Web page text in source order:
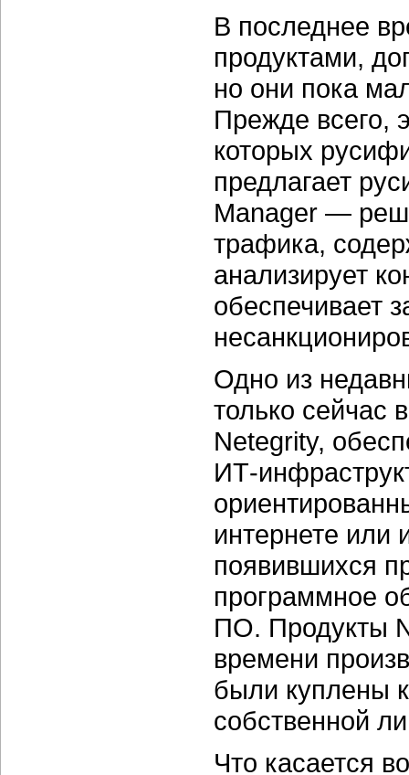
В последнее
продуктами,
но они пока
Прежде всего,
которых
предлагает
Manager —
трафика,
анализирует
обеспечивает
Одно из
только сейчас
Netegrity,
ИТ-
интернете или
появившихся
программное
ПО. Продукты
времени
были куплены
собственной
Что касается